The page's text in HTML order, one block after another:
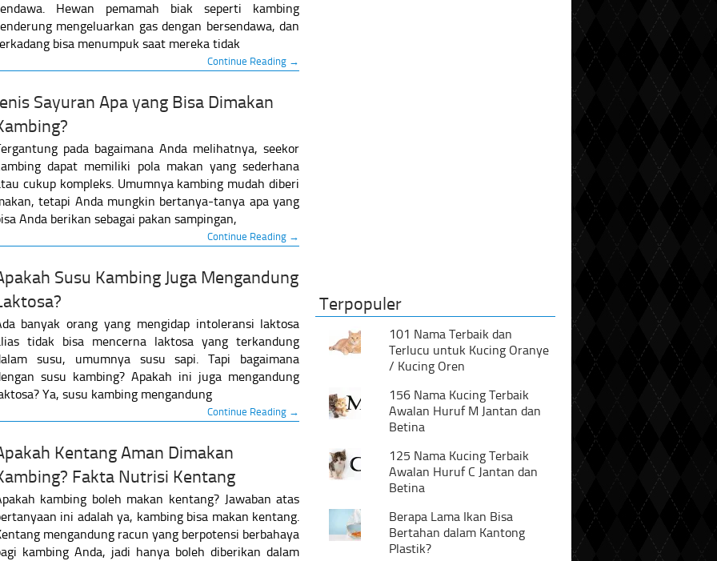
Hewan pemamah biak seperti kambing
mengeluarkan gas dengan bersendawa, dan
bisa menumpuk saat mereka tidak
Continue Reading →
Sayuran Apa yang Bisa Dimakan
pada bagaimana Anda melihatnya, seekor
dapat memiliki pola makan yang sederhana
cukup kompleks. Umumnya kambing mudah diberi
tetapi Anda mungkin bertanya-tanya apa yang
Anda berikan sebagai pakan sampingan,
Continue Reading →
Susu Kambing Juga Mengandung
banyak orang yang mengidap intoleransi laktosa
tidak bisa mencerna laktosa yang terkandung
susu, umumnya susu sapi. Tapi bagaimana
susu kambing? Apakah ini juga mengandung
Ya, susu kambing mengandung
Continue Reading →
Kentang Aman Dimakan
Fakta Nutrisi Kentang
kambing boleh makan kentang? Jawaban atas
ini adalah ya, kambing bisa makan kentang.
mengandung racun yang berpotensi berbahaya
kambing Anda, jadi hanya boleh diberikan dalam
Terpopuler
101 Nama Terbaik dan
Terlucu untuk Kucing Oranye
/ Kucing Oren
156 Nama Kucing Terbaik
Awalan Huruf M Jantan dan
Betina
125 Nama Kucing Terbaik
Awalan Huruf C Jantan dan
Betina
Berapa Lama Ikan Bisa
Bertahan dalam Kantong
Plastik?